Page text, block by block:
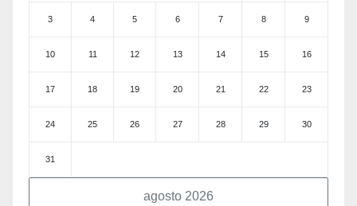
agosto 2026
3 4 5 6 7 8 9
10 11 12 13 14 15 16
17 18 19 20 21 22 23
24 25 26 27 28 29 30
31